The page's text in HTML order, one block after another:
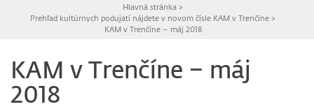
Hlavná stránka >
Prehľad kultúrnych podujatí nájdete v novom čísle KAM v Trenčíne >
KAM v Trenčíne – máj 2018
KAM v Trenčíne – máj
2018